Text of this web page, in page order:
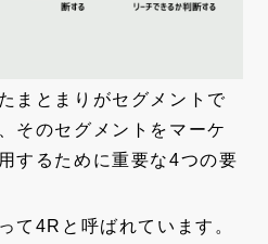
まとまりがセグメントで
そのセグメントをマーケ
するために重要な4つの要
て4Rと呼ばれています。